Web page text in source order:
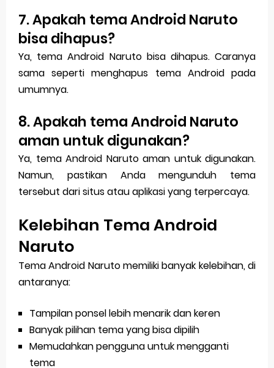
7. Apakah tema Android Naruto
bisa dihapus?
Ya, tema Android Naruto bisa dihapus. Caranya
sama seperti menghapus tema Android pada
umumnya.
8. Apakah tema Android Naruto
aman untuk digunakan?
Ya, tema Android Naruto aman untuk digunakan.
Namun, pastikan Anda mengunduh tema
tersebut dari situs atau aplikasi yang terpercaya.
Kelebihan Tema Android
Naruto
Tema Android Naruto memiliki banyak kelebihan, di
antaranya:
Tampilan ponsel lebih menarik dan keren
Banyak pilihan tema yang bisa dipilih
Memudahkan pengguna untuk mengganti
tema